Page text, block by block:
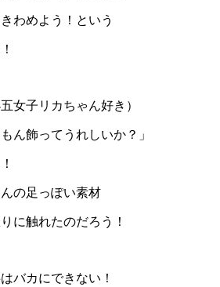
わめよう！という
女子リカちゃん好き）
ん飾ってうれしいか？」
の足っぽい素材
に触れたのだろう！
バカにできない！